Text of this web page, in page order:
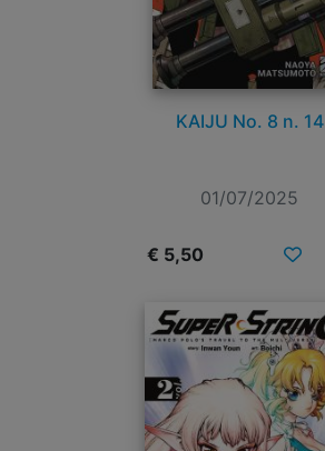
KAIJU No. 8 n. 14
01/07/2025
€ 5,50